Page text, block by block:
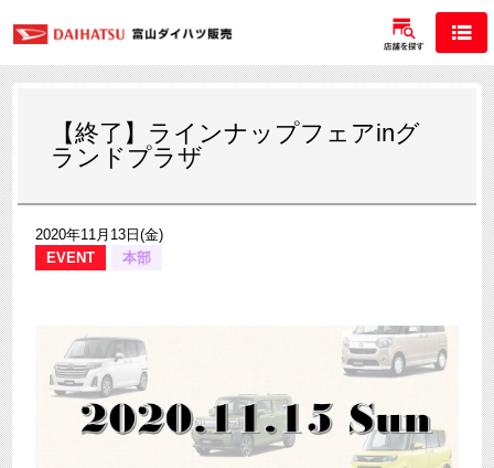
【終了】ラインナップフェアinグ
ランドプラザ
2020年11月13日(金)
EVENT
本部